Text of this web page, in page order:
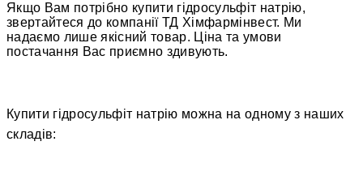
Якщо Вам потрібно купити гідросульфіт натрію,
звертайтеся до компанії ТД Хімфармінвест. Ми
надаємо лише якісний товар. Ціна та умови
постачання Вас приємно здивують.
Купити гідросульфіт натрію можна на одному з наших
складів: